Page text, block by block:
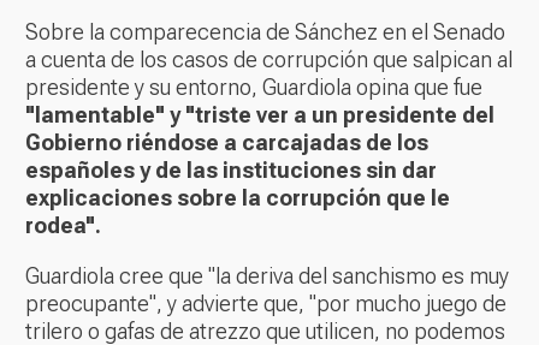
Sobre la comparecencia de Sánchez en el Senado
a cuenta de los casos de corrupción que salpican al
presidente y su entorno, Guardiola opina que fue
"lamentable" y "triste ver a un presidente del
Gobierno riéndose a carcajadas de los
españoles y de las instituciones sin dar
explicaciones sobre la corrupción que le
rodea".
Guardiola cree que "la deriva del sanchismo es muy
preocupante", y advierte que, "por mucho juego de
trilero o gafas de atrezzo que utilicen, no podemos